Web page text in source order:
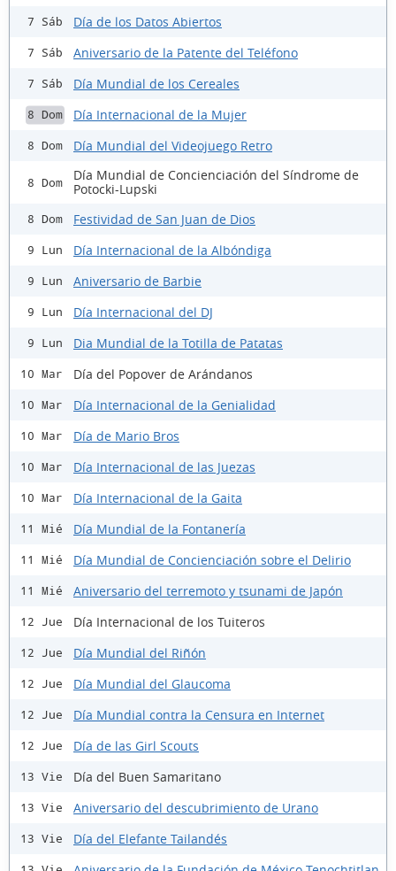
7 Sáb Día de los Datos Abiertos
7 Sáb Aniversario de la Patente del Teléfono
7 Sáb Día Mundial de los Cereales
8 Dom Día Internacional de la Mujer
8 Dom Día Mundial del Videojuego Retro
8 Dom
Día Mundial de Concienciación del Síndrome de
Potocki-Lupski
8 Dom Festividad de San Juan de Dios
9 Lun Día Internacional de la Albóndiga
9 Lun Aniversario de Barbie
9 Lun Día Internacional del DJ
9 Lun Dia Mundial de la Totilla de Patatas
10 Mar Día del Popover de Arándanos
10 Mar Día Internacional de la Genialidad
10 Mar Día de Mario Bros
10 Mar Día Internacional de las Juezas
10 Mar Día Internacional de la Gaita
11 Mié Día Mundial de la Fontanería
11 Mié Día Mundial de Concienciación sobre el Delirio
11 Mié Aniversario del terremoto y tsunami de Japón
12 Jue Día Internacional de los Tuiteros
12 Jue Día Mundial del Riñón
12 Jue Día Mundial del Glaucoma
12 Jue Día Mundial contra la Censura en Internet
12 Jue Día de las Girl Scouts
13 Vie Día del Buen Samaritano
13 Vie Aniversario del descubrimiento de Urano
13 Vie Día del Elefante Tailandés